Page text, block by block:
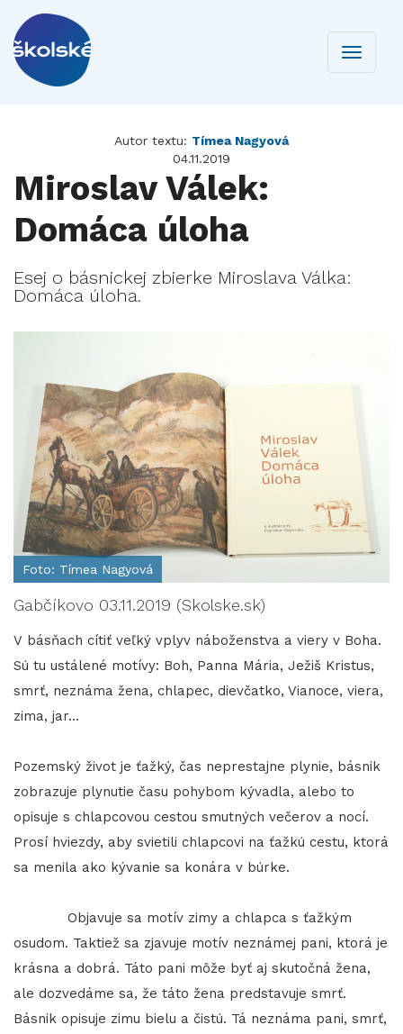
Toggle
Autor textu: Tímea Nagyová
04.11.2019
Miroslav Válek:
Domáca úloha
Esej o básnickej zbierke Miroslava Válka:
Domáca úloha.
Foto: Tímea Nagyová
Gabčíkovo 03.11.2019 (Skolske.sk)
V básňach cítiť veľký vplyv náboženstva a viery v Boha.
Sú tu ustálené motívy: Boh, Panna Mária, Ježiš Kristus,
smrť, neznáma žena, chlapec, dievčatko, Vianoce, viera,
zima, jar...
Pozemský život je ťažký, čas neprestajne plynie, básnik
zobrazuje plynutie času pohybom kývadla, alebo to
opisuje s chlapcovou cestou smutných večerov a nocí.
Prosí hviezdy, aby svietili chlapcovi na ťažkú cestu, ktorá
sa menila ako kývanie sa konára v búrke.
Objavuje sa motív zimy a chlapca s ťažkým
osudom. Taktiež sa zjavuje motív neznámej pani, ktorá je
krásna a dobrá. Táto pani môže byť aj skutočná žena,
ale dozvedáme sa, že táto žena predstavuje smrť.
Básnik opisuje zimu bielu a čistú. Tá neznáma pani, smrť,